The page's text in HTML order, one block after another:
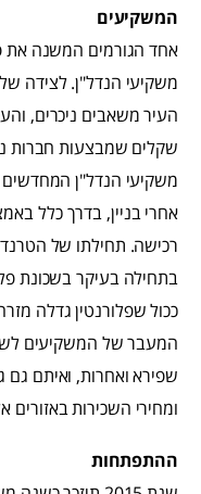
המשקיעים
אחד הגורמים המשנה את
משקיעי הנדל"ן. לצידה
העיר משאבים ניכרים,
שקלים שמבצעות חברות
משקיעי הנדל"ן המחדשים
אחרי בניין, בדרך כלל
רכישה. תחילתו של
בתחילה בעיקר בשכונת
ככול שפלורנטין גדלה
המעבר של המשקיעים
שפירא ואחרות, ואיתם גם
ומחירי השכירות באזורים
ההתפתחות